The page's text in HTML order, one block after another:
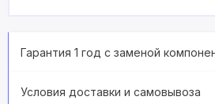
Гарантия 1 год с заменой
Условия доставки и самовывоза